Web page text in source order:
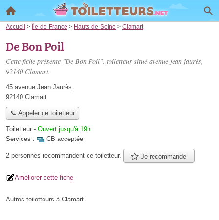
Accueil > Île-de-France > Hauts-de-Seine > Clamart
De Bon Poil
Cette fiche présente "De Bon Poil", toiletteur situé avenue jean jaurès,
92140 Clamart.
45 avenue Jean Jaurès
92140 Clamart
📞 Appeler ce toiletteur
Toiletteur - Ouvert jusqu'à 19h
Services :
CB acceptée
2 personnes recommandent ce toiletteur. Je recommande
Améliorer cette fiche
Autres toiletteurs à Clamart